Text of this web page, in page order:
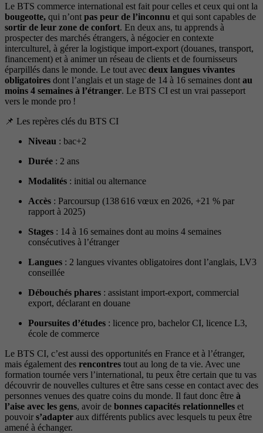
Le BTS commerce international est fait pour celles et ceux qui ont la
bougeotte, qui n’ont pas peur de l’inconnu et qui sont capables de
sortir de leur zone de confort. En deux ans, tu apprends à
prospecter des marchés étrangers, à négocier en contexte
interculturel, à gérer la logistique import-export (douanes, transport,
financement) et à animer un réseau de clients et de fournisseurs
éparpillés dans le monde. Le tout avec deux langues vivantes
obligatoires dont l’anglais et un stage de 14 à 16 semaines dont au
moins 4 semaines à l’étranger. Le BTS CI est un vrai passeport
vers le monde pro !
📌 Les repères clés du BTS CI
Niveau : bac+2
Durée : 2 ans
Modalités : initial ou alternance
Accès : Parcoursup (138 616 vœux en 2026, +21 % par
rapport à 2025)
Stages : 14 à 16 semaines dont au moins 4 semaines
consécutives à l’étranger
Langues : 2 langues vivantes obligatoires dont l’anglais, LV3
conseillée
Débouchés phares : assistant import-export, commercial
export, déclarant en douane
Poursuites d’études : licence pro, bachelor CI, licence L3,
école de commerce
Le BTS CI, c’est aussi des opportunités en France et à l’étranger,
mais également des rencontres tout au long de ta vie. Avec une
formation tournée vers l’international, tu peux être certain que tu vas
découvrir de nouvelles cultures et être sans cesse en contact avec des
personnes venues des quatre coins du monde. Il faut donc être à
l’aise avec les gens, avoir de bonnes capacités relationnelles et
pouvoir s’adapter aux différents publics avec lesquels tu peux être
amené à échanger.